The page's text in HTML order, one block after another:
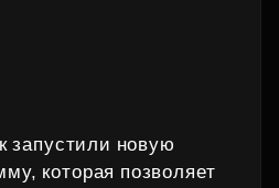
запустили новую
которая позволяет